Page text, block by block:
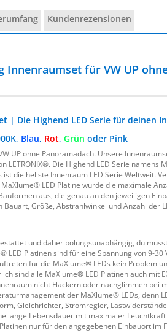
Kundenrezensionen
Innenraumset für VW UP
| Die Highend LED Serie für deinen
Blau, Rot, Grün oder Pink
UP ohne Panoramadach. Unsere
Die Highend LED Serie namens
die hellste Innenraum LED Serie Weltweit.
LED Platine wurde die maximale
aus, die genau an den jeweiligen
Größe, Abstrahlwinkel und Anzahl der
und daher polungsunabhängig, du
Platinen sind für eine Spannung von 9-30
für die MaXlume® LEDs kein Problem
sind alle MaXlume® LED Platinen auch mit
nicht Flackern oder nachglimmen bei
der MaXlume® LEDs, denn
Gleichrichter, Stromregler,
lange Lebensdauer mit maximaler
nur für den angegebenen Einbauort im